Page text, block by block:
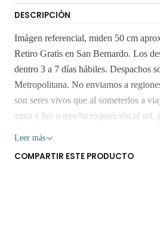
DESCRIPCIÓN
Imágen referencial, miden 50 cm
Retiro Gratis en San Bernardo. Los
dentro 3 a 7 días hábiles. Despachos
Metropolitana. No enviamos a
son seres vivos que al someterlos a
agua y luz o mucha exposición al sol,
Leer más
COMPARTIR ESTE PRODUCTO